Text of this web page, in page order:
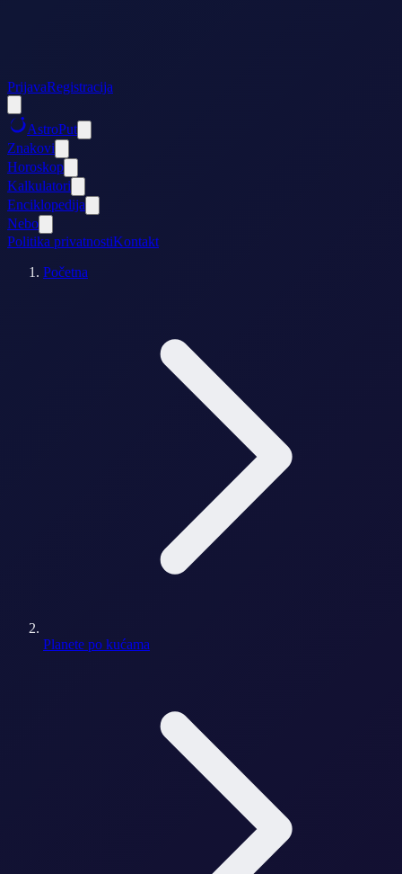
PrijavaRegistracija
AstroPut
Znakovi
Horoskop
Kalkulatori
Enciklopedija
Nebo
Politika privatnostiKontakt
Početna
Planete po kućama